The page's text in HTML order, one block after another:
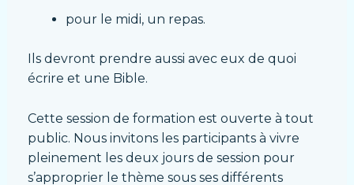
pour le midi, un repas.
Ils devront prendre aussi avec eux de quoi
écrire et une Bible.
Cette session de formation est ouverte à tout
public. Nous invitons les participants à vivre
pleinement les deux jours de session pour
s’approprier le thème sous ses différents